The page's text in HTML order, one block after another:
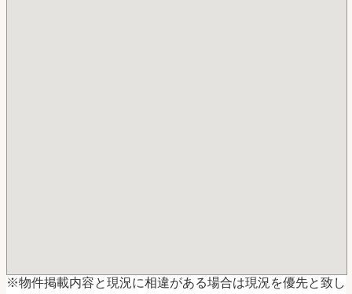
※物件掲載内容と現況に相違がある場合は現況を優先と致し